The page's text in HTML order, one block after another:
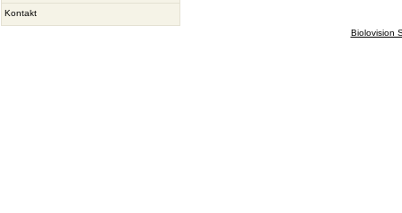
Kontakt
Biolovision